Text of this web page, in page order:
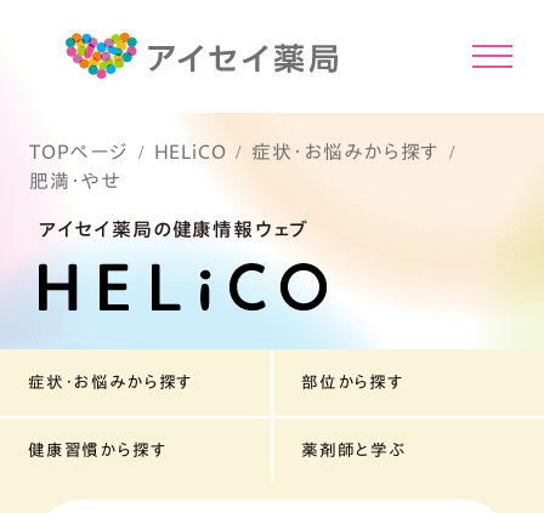
TOPページ HELiCO
症状・お悩みから探す
肥満・やせ
アイセイ薬局の健康情報ウェブ
症状・お悩みから探す 部位から探す
健康習慣から探す 薬剤師と学ぶ